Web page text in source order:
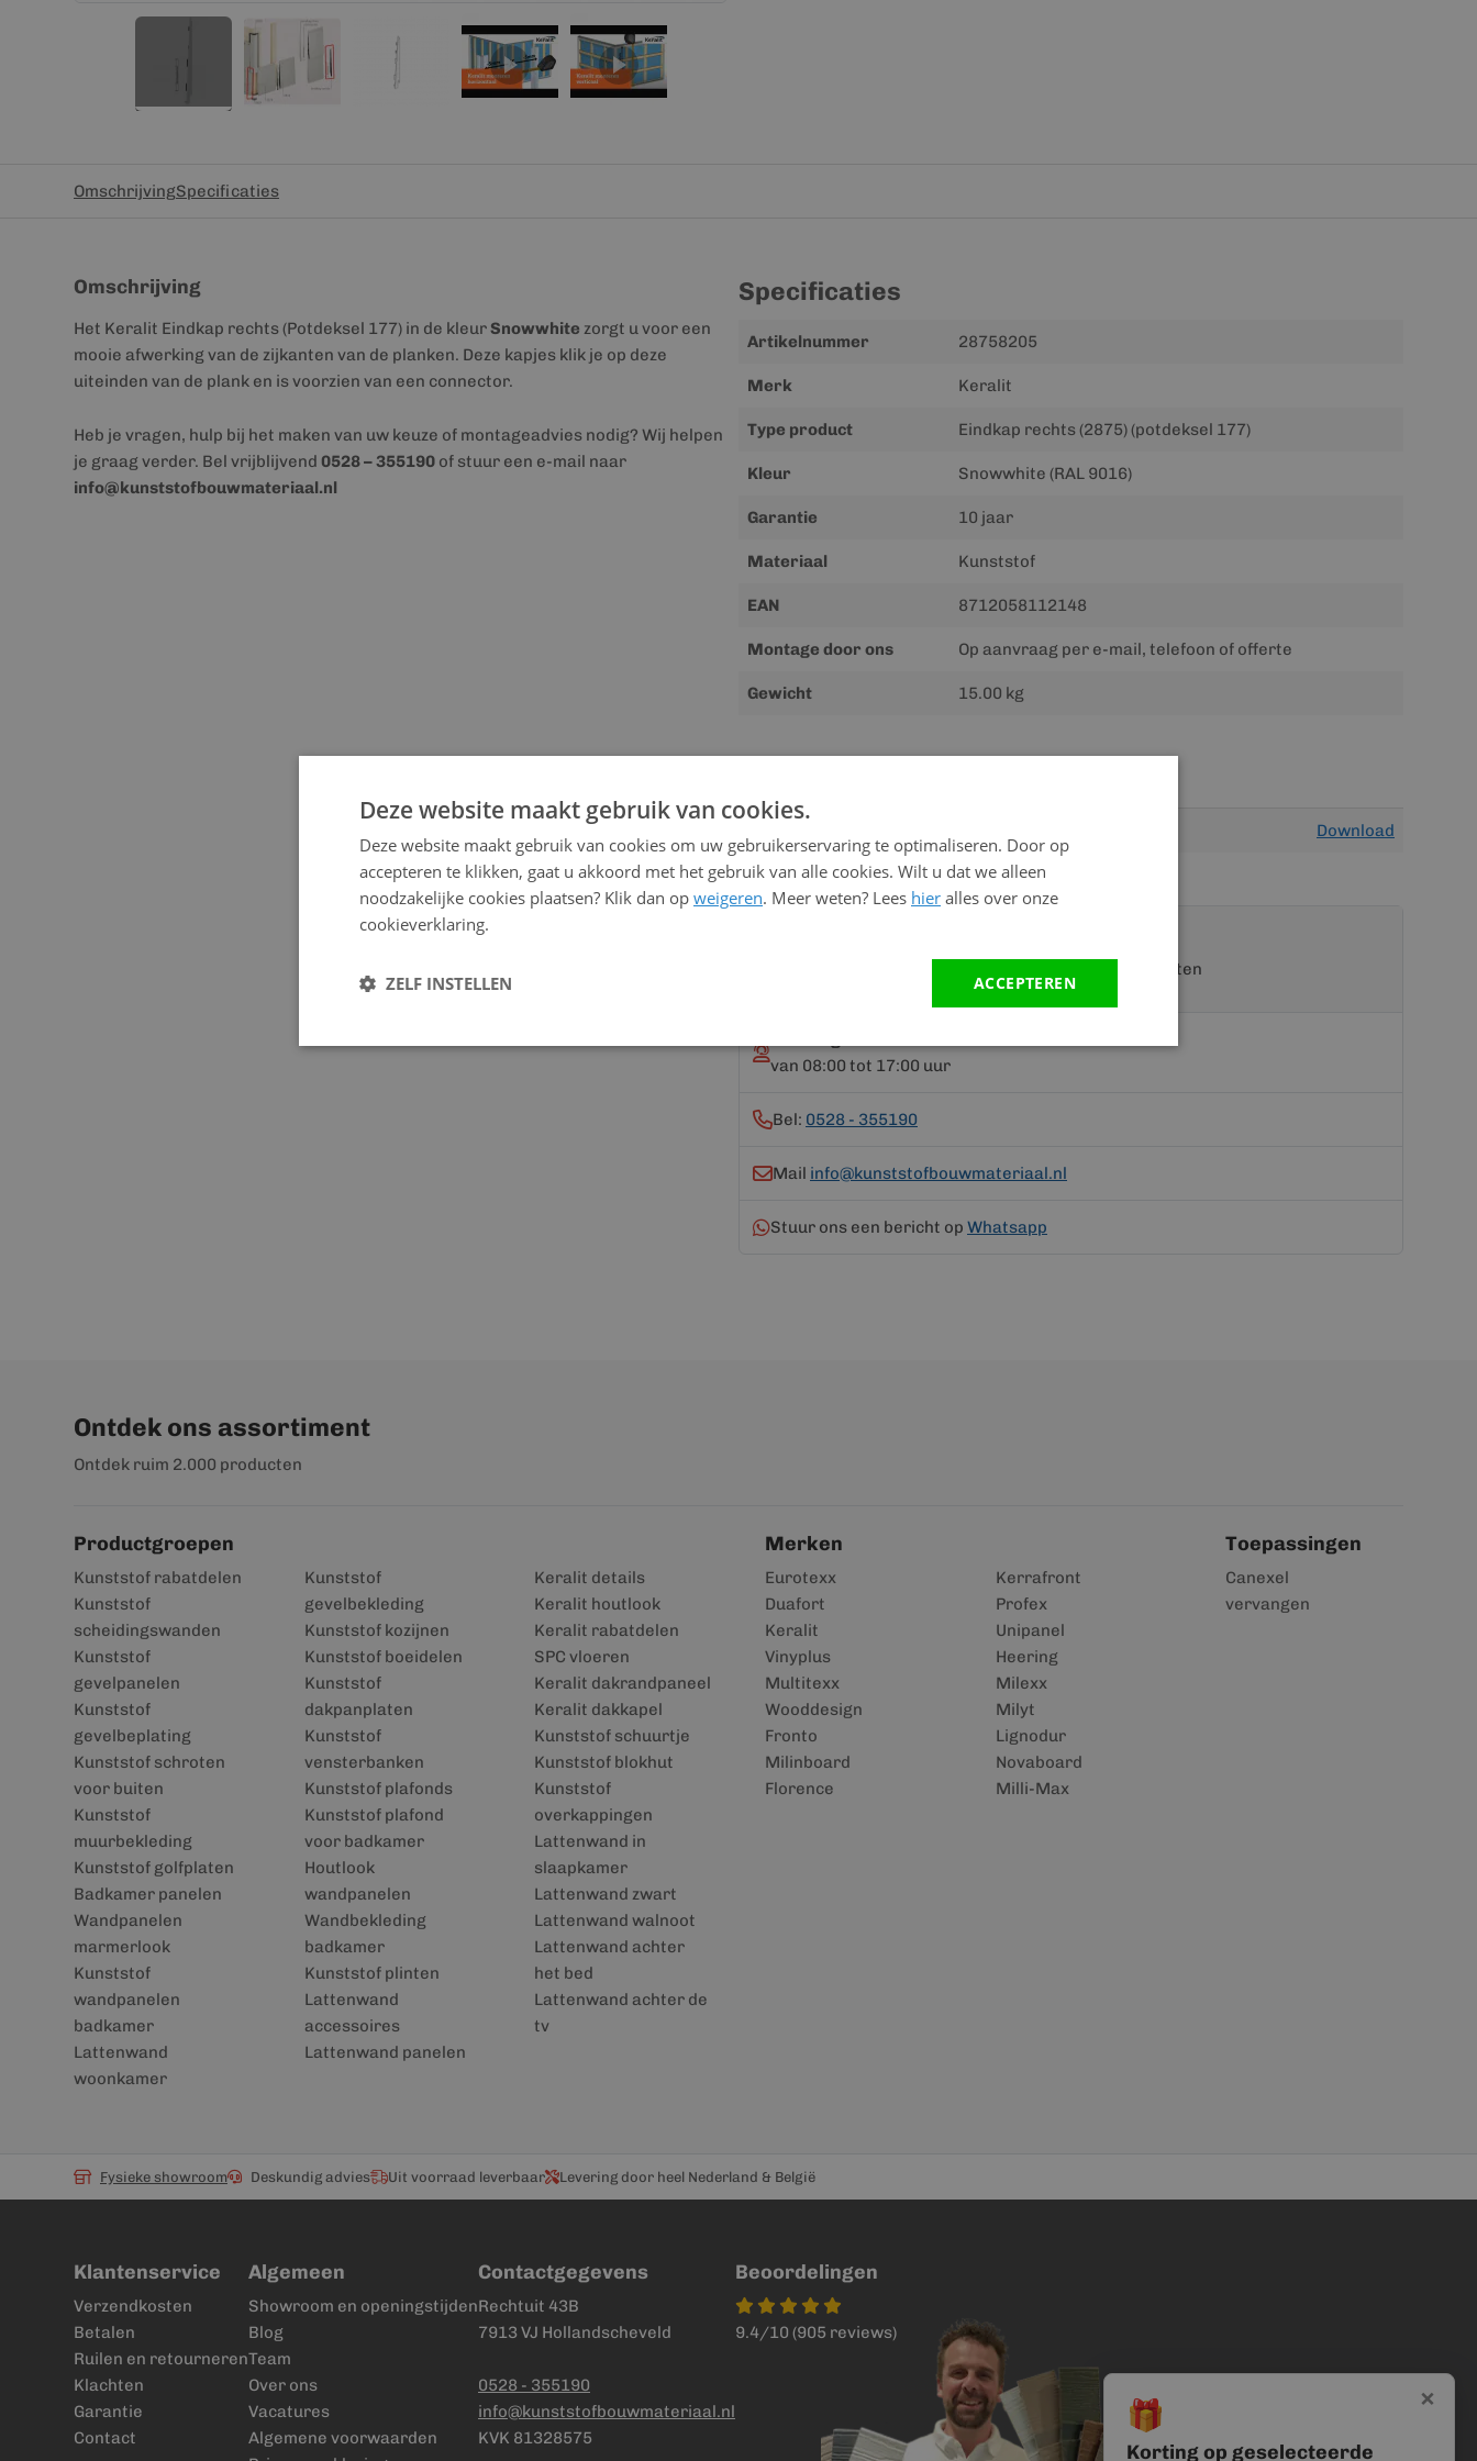
OmschrijvingSpecificaties
Omschrijving
Het Keralit Eindkap rechts (Potdeksel 177) in de kleurSnowwhite zorgt u voor een
mooie afwerking van de zijkanten van de planken. Deze kapjes klik je op deze
uiteinden van de plank en is voorzien van een connector.
Heb je vragen, hulp bij het maken van uw keuze of montageadvies nodig? Wij helpen
je graag verder. Bel vrijblijvend 0528 – 355190 of stuur een e-mail naar
info@kunststofbouwmateriaal.nl
Specificaties
Meer
Artikelnummer 28758205
Merk Keralit
Type product Eindkap rechts (2875) (potdeksel 177)
Kleur Snowwhite (RAL 9016)
Garantie 10 jaar
Materiaal Kunststof
EAN 8712058112148
Montage door ons Op aanvraag per e-mail, telefoon of offerte
Gewicht 15.00 kg
Meer
informatie
Download
Neem contact op met een van onze specialisten
van 08:00 tot 17:00 uur
Bel: 0528 - 355190
Mail info@kunststofbouwmateriaal.nl
Stuur ons een bericht op Whatsapp
Ontdek ons assortiment
Ontdek ruim 2.000 producten
Productgroepen
Kunststof rabatdelen
Kunststof
scheidingswanden
Kunststof
gevelpanelen
Kunststof
gevelbeplating
Kunststof schroten
voor buiten
Kunststof
muurbekleding
Kunststof golfplaten
Badkamer panelen
Wandpanelen
marmerlook
Kunststof
wandpanelen
badkamer
Lattenwand
woonkamer
Kunststof
gevelbekleding
Kunststof kozijnen
Kunststof boeidelen
Kunststof
dakpanplaten
Kunststof
vensterbanken
Kunststof plafonds
Kunststof plafond
voor badkamer
Houtlook
wandpanelen
Wandbekleding
badkamer
Kunststof plinten
Lattenwand
accessoires
Lattenwand panelen
Keralit details
Keralit houtlook
Keralit rabatdelen
SPC vloeren
Keralit dakrandpaneel
Keralit dakkapel
Kunststof schuurtje
Kunststof blokhut
Kunststof
overkappingen
Lattenwand in
slaapkamer
Lattenwand zwart
Lattenwand walnoot
Lattenwand achter
het bed
Lattenwand achter de
tv
Merken
Eurotexx
Duafort
Keralit
Vinyplus
Multitexx
Wooddesign
Fronto
Milinboard
Florence
Kerrafront
Profex
Unipanel
Heering
Milexx
Milyt
Lignodur
Novaboard
Milli-Max
Toepassingen
Canexel
vervangen
Fysieke showroom Deskundig advies Uit voorraad leverbaar Levering door heel Nederland & België
Klantenservice
Verzendkosten
Betalen
Ruilen en retourneren
Klachten
Garantie
Contact
Algemeen
Showroom en openingstijden
Blog
Team
Over ons
Vacatures
Algemene voorwaarden
Contactgegevens
Rechtuit 43B
7913 VJ Hollandscheveld
0528 - 355190
info@kunststofbouwmateriaal.nl
KVK 81328575
Beoordelingen
9.4/10 (905 reviews)
×
🎁
Korting op geselecteerde
Deze website maakt gebruik van cookies.
Deze website maakt gebruik van cookies om uw gebruikerservaring te optimaliseren. Door op
accepteren te klikken, gaat u akkoord met het gebruik van alle cookies. Wilt u dat we alleen
noodzakelijke cookies plaatsen? Klik dan op weigeren. Meer weten? Lees hier alles over onze
cookieverklaring.
ACCEPTEREN
ZELF INSTELLEN